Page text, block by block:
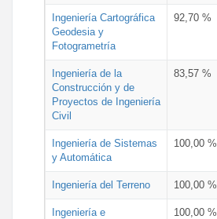
Ingeniería Cartográfica
Geodesia y
Fotogrametría
92,70 %
Ingeniería de la
Construcción y de
Proyectos de Ingeniería
Civil
83,57 %
Ingeniería de Sistemas
y Automática
100,00 %
Ingeniería del Terreno 100,00 %
Ingeniería e
100,00 %